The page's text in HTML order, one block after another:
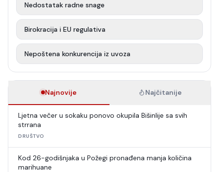
Nedostatak radne snage
Birokracija i EU regulativa
Nepoštena konkurencija iz uvoza
Najnovije Najčitanije
Ljetna večer u sokaku ponovo okupila Bišinlije sa svih
strrana
DRUŠTVO
Kod 26-godišnjaka u Požegi pronađena manja količina
marihuane